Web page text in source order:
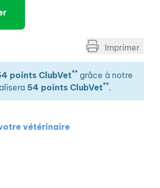
Imprimer
points ClubVet** grâce à notre
54 points ClubVet**.
vétérinaire